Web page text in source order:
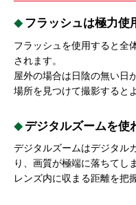
フラッシュは極力使
フラッシュを使用すると全
されます。
屋外の場合は日陰の無い日
場所を見つけて撮影すると
デジタルズームを使
デジタルズームはデジタル
り、画質が極端に落ちてし
レンズ内に収まる距離を把